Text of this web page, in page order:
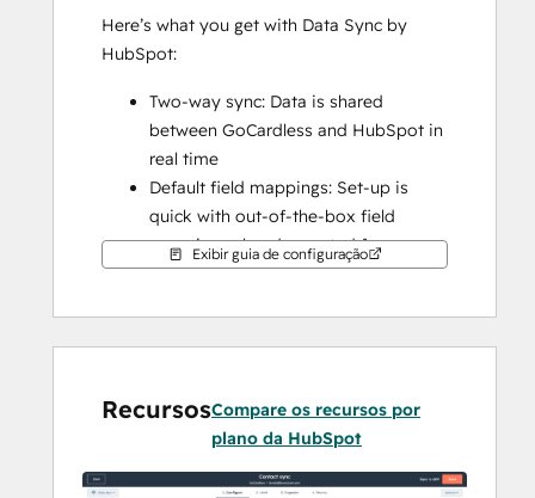
Here’s what you get with Data Sync by
HubSpot:
Two-way sync: Data is shared
between GoCardless and HubSpot in
real time
Default field mappings: Set-up is
quick with out-of-the-box field
mappings already created for you
Historical syncing: Your existing data
into adding more objects later!
Exibir guia de configuração
RecursosCompare os recursos por
plano da HubSpot